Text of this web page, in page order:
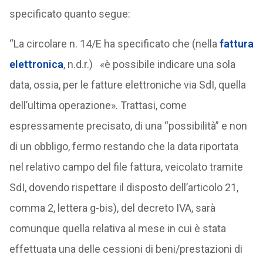
specificato quanto segue:
“La circolare n. 14/E ha specificato che (nella fattura
elettronica, n.d.r.) «è possibile indicare una sola
data, ossia, per le fatture elettroniche via SdI, quella
dell’ultima operazione». Trattasi, come
espressamente precisato, di una “possibilità” e non
di un obbligo, fermo restando che la data riportata
nel relativo campo del file fattura, veicolato tramite
SdI, dovendo rispettare il disposto dell’articolo 21,
comma 2, lettera g-bis), del decreto IVA, sarà
comunque quella relativa al mese in cui è stata
effettuata una delle cessioni di beni/prestazioni di